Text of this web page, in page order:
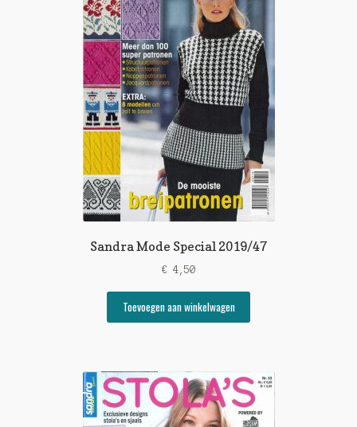
Sandra Mode Special 2019/47
€ 4,50
Toevoegen aan winkelwagen